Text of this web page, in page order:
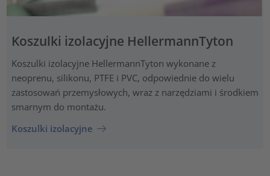
Koszulki izolacyjne HellermannTyton
Koszulki izolacyjne HellermannTyton wykonane z
neoprenu, silikonu, PTFE i PVC, odpowiednie do wielu
zastosowań przemysłowych, wraz z narzędziami i środkiem
smarnym do montażu.
Koszulki izolacyjne